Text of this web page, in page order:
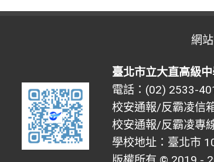
網
臺北市立大直高級
電話：(02) 2533-
校安通報/反霸凌信
校安通報/反霸凌專
學校地址：臺北市